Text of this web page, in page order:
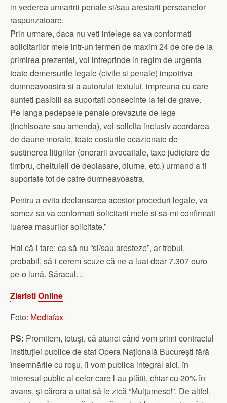
in vederea urmaririi penale si/sau arestarii persoanelor
raspunzatoare.
Prin urmare, daca nu veti intelege sa va conformati
solicitarilor mele intr-un termen de maxim 24 de ore de la
primirea prezentei, voi intreprinde in regim de urgenta
toate demersurile legale (civile si penale) impotriva
dumneavoastra si a autorului textului, impreuna cu care
sunteti pasibili sa suportati consecinte la fel de grave.
Pe langa pedepsele penale prevazute de lege
(inchisoare sau amenda), voi solicita inclusiv acordarea
de daune morale, toate costurile ocazionate de
sustinerea litigiilor (onorarii avocatiale, taxe judiciare de
timbru, cheltuieli de deplasare, diurne, etc.) urmand a fi
suportate tot de catre dumneavoastra.
Pentru a evita declansarea acestor proceduri legale, va
somez sa va conformati solicitarii mele si sa-mi confirmati
luarea masurilor solicitate.”
Hai că-i tare: ca să nu “si/sau aresteze”, ar trebui,
probabil, să-i cerem scuze că ne-a luat doar 7.307 euro
pe-o lună. Săracul…
Ziaristi Online
Foto: Mediafax
PS: Promitem, totuşi, că atunci când vom primi contractul
instituţiei publice de stat Opera Naţională Bucureşti fără
însemnările cu roşu, îl vom publica integral aici, în
interesul public al celor care l-au plătit, chiar cu 20% în
avans, şi cărora a uitat să le zică “Mulţumesc!”. De altfel,